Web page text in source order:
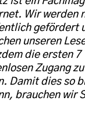
Wir werden
gefördert
unseren
die ersten 7
Zugang
Damit dies so
brauchen wir